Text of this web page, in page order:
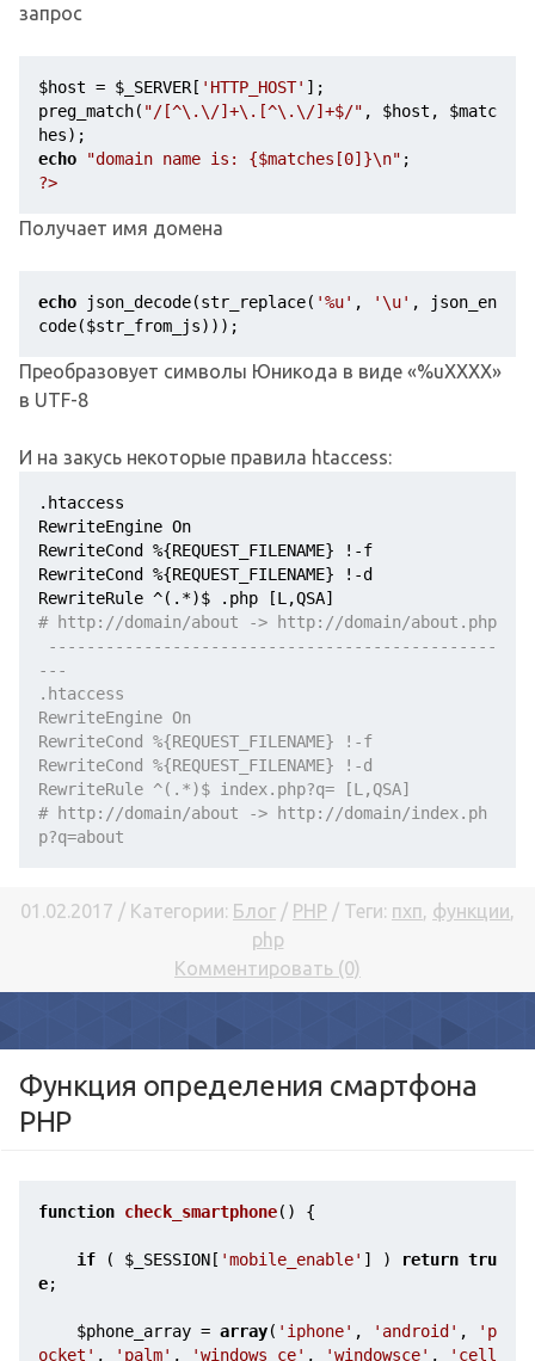
запрос
$host = $_SERVER [ 'HTTP_HOST' ];
preg_match( "/[^\.\/]+\.[^\.\/]+$/" , $host , $matc
hes);
echo
"domain name is: {$matches[0]}\n" ;
?>
Получает имя домена
echo json_decode(str_replace( '%u' , '\u' , json_en
code($str_from_js)));
Преобразовует символы Юникода в виде «%uXXXX»
в UTF-8
И на закусь некоторые правила htaccess:
.htaccess
RewriteEngine On
RewriteCond %{REQUEST_FILENAME} ! -f
RewriteCond %{REQUEST_FILENAME} ! -d
RewriteRule ^(.*)$ .php [L,QSA]
# http://domain/about -> http://domain/about.php
---
.htaccess
RewriteEngine On
RewriteCond %{REQUEST_FILENAME} !-f
RewriteCond %{REQUEST_FILENAME} !-d
RewriteRule ^(.*)$ index.php?q= [L,QSA]
# http://domain/about -> http://domain/index.ph
p?q=about
01.02.2017 / Категории: Блог / PHP / Теги: пхп, функции,
php
Комментировать (0)
Функция определения смартфона
PHP
function check_smartphone() {
if ( $_SESSION [ 'mobile_enable' ] ) return tru
e;
$phone_array = array( 'iphone' , 'android' ,
'p
ocket' , 'palm' , 'windows ce' , 'windowsce' ,
'cell